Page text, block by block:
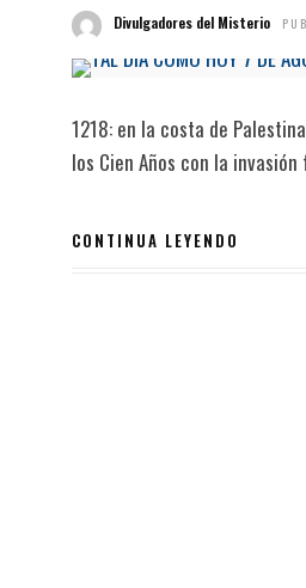
Divulgadores del Misterio
1218: en la costa de
los Cien Años con la
CONTINUA LEYENDO